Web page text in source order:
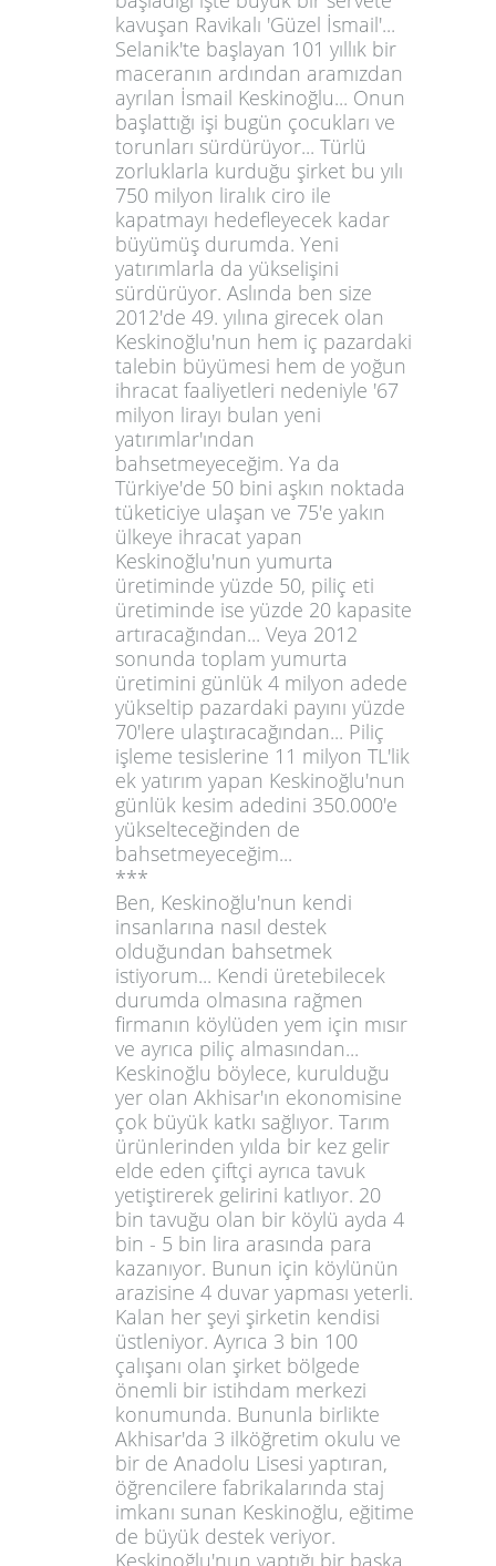
kavuşan Ravikalı 'Güzel İsmail'...
Selanik'te başlayan 101 yıllık bir
maceranın ardından aramızdan
ayrılan İsmail Keskinoğlu... Onun
başlattığı işi bugün çocukları ve
torunları sürdürüyor... Türlü
zorluklarla kurduğu şirket bu yılı
750 milyon liralık ciro ile
kapatmayı hedefleyecek kadar
büyümüş durumda. Yeni
yatırımlarla da yükselişini
sürdürüyor. Aslında ben size
2012'de 49. yılına girecek olan
Keskinoğlu'nun hem iç pazardaki
talebin büyümesi hem de yoğun
ihracat faaliyetleri nedeniyle '67
milyon lirayı bulan yeni
yatırımlar'ından
bahsetmeyeceğim. Ya da
Türkiye'de 50 bini aşkın noktada
tüketiciye ulaşan ve 75'e yakın
ülkeye ihracat yapan
Keskinoğlu'nun yumurta
üretiminde yüzde 50, piliç eti
üretiminde ise yüzde 20 kapasite
artıracağından... Veya 2012
sonunda toplam yumurta
üretimini günlük 4 milyon adede
yükseltip pazardaki payını yüzde
70'lere ulaştıracağından... Piliç
işleme tesislerine 11 milyon TL'lik
ek yatırım yapan Keskinoğlu'nun
günlük kesim adedini 350.000'e
yükselteceğinden de
bahsetmeyeceğim...
***
Ben, Keskinoğlu'nun kendi
insanlarına nasıl destek
olduğundan bahsetmek
istiyorum... Kendi üretebilecek
durumda olmasına rağmen
firmanın köylüden yem için mısır
ve ayrıca piliç almasından...
Keskinoğlu böylece, kurulduğu
yer olan Akhisar'ın ekonomisine
çok büyük katkı sağlıyor. Tarım
ürünlerinden yılda bir kez gelir
elde eden çiftçi ayrıca tavuk
yetiştirerek gelirini katlıyor. 20
bin tavuğu olan bir köylü ayda 4
bin - 5 bin lira arasında para
kazanıyor. Bunun için köylünün
arazisine 4 duvar yapması yeterli.
Kalan her şeyi şirketin kendisi
üstleniyor. Ayrıca 3 bin 100
çalışanı olan şirket bölgede
önemli bir istihdam merkezi
konumunda. Bununla birlikte
Akhisar'da 3 ilköğretim okulu ve
bir de Anadolu Lisesi yaptıran,
öğrencilere fabrikalarında staj
imkanı sunan Keskinoğlu, eğitime
de büyük destek veriyor.
Keskinoğlu'nun yaptığı bir başka